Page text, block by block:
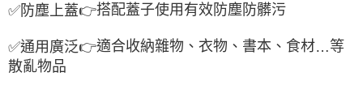
✅防塵上蓋👉搭配蓋子使用有效防塵防髒污
✅通用廣泛👉適合收納雜物、衣物、書本、食材…等
散亂物品